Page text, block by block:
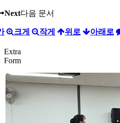
Next다음 문서
크게 작게 위로 아래로
Extra
Form